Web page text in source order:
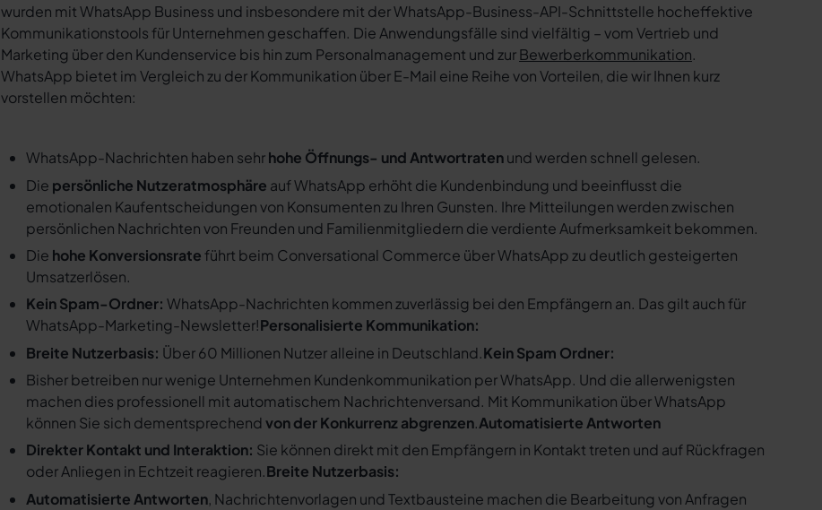
wurden mit WhatsApp Business und insbesondere mit der WhatsApp-Business-API-Schnittstelle hocheffektive
Kommunikationstools für Unternehmen geschaffen. Die Anwendungsfälle sind vielfältig – vom Vertrieb und
Marketing über den Kundenservice bis hin zum Personalmanagement und zurBewerberkommunikation.
WhatsApp bietet im Vergleich zu der Kommunikation über E-Mail eine Reihe von Vorteilen, die wir Ihnen kurz
vorstellen möchten:
WhatsApp-Nachrichten haben sehrhohe Öffnungs- und Antwortratenund werden schnell gelesen.
Die persönliche Nutzeratmosphäre auf WhatsApp erhöht die Kundenbindung und beeinflusst die
emotionalen Kaufentscheidungen von Konsumenten zu Ihren Gunsten. Ihre Mitteilungen werden zwischen
persönlichen Nachrichten von Freunden und Familienmitgliedern die verdiente Aufmerksamkeit bekommen.
Die hohe Konversionsrate führt beim Conversational Commerce über WhatsApp zu deutlich gesteigerten
Umsatzerlösen.
Kein Spam-Ordner: WhatsApp-Nachrichten kommen zuverlässig bei den Empfängern an. Das gilt auch für
WhatsApp-Marketing-Newsletter!Personalisierte Kommunikation:
Breite Nutzerbasis: Über 60 Millionen Nutzer alleine in Deutschland.Kein Spam Ordner:
Bisher betreiben nur wenige Unternehmen Kundenkommunikation per WhatsApp. Und die allerwenigsten
machen dies professionell mit automatischem Nachrichtenversand. Mit Kommunikation über WhatsApp
können Sie sich dementsprechendvon der Konkurrenz abgrenzen.Automatisierte Antworten
Direkter Kontakt und Interaktion: Sie können direkt mit den Empfängern in Kontakt treten und auf Rückfragen
oder Anliegen in Echtzeit reagieren.Breite Nutzerbasis:
Automatisierte Antworten, Nachrichtenvorlagen und Textbausteine machen die Bearbeitung von Anfragen